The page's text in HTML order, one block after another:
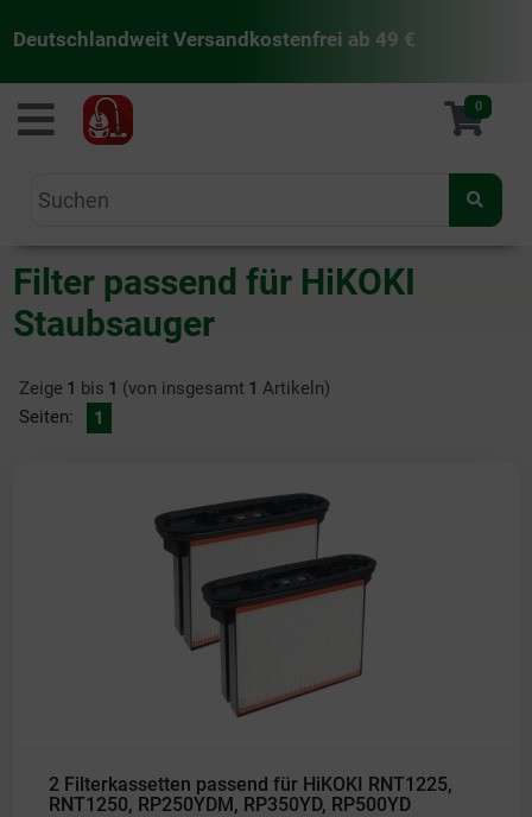
Deutschlandweit Versandkostenfrei ab 49 €
staubsaugermanufaktur 0
Filter passend für HiKOKI
Staubsauger
Zeige 1 bis 1 (von insgesamt 1 Artikeln)
Seiten:
1
2 Filterkassetten passend für HiKOKI RNT1225,
RNT1250, RP250YDM, RP350YD, RP500YD